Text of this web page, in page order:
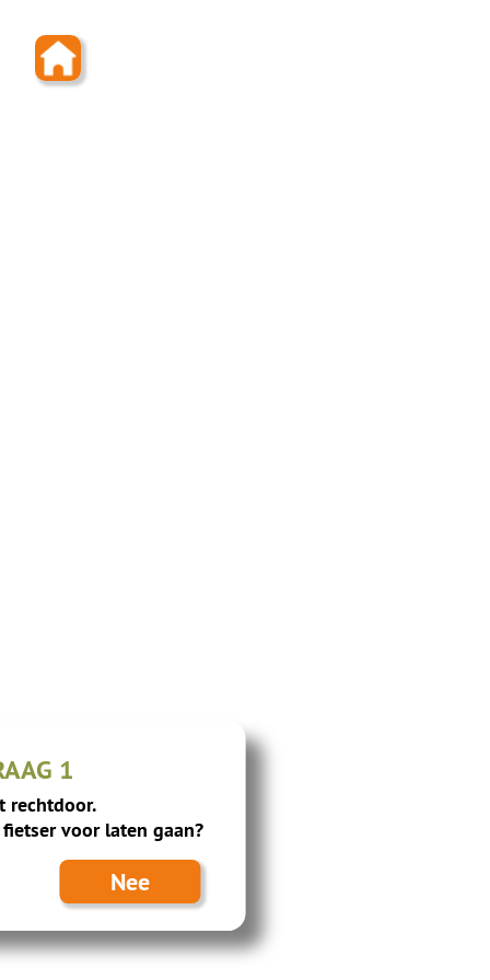
1
rechtdoor.
voor laten gaan?
Nee